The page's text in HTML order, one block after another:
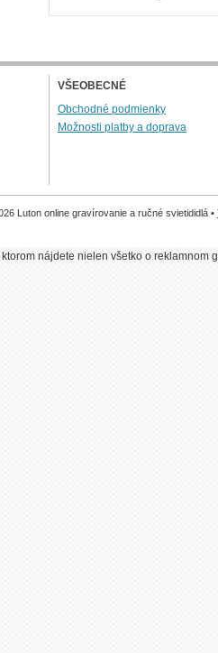
VŠEOBECNÉ
Obchodné podmienky
Možnosti platby a doprava
Luton online gravírovanie a ručné svietididlá •
nájdete nielen všetko o